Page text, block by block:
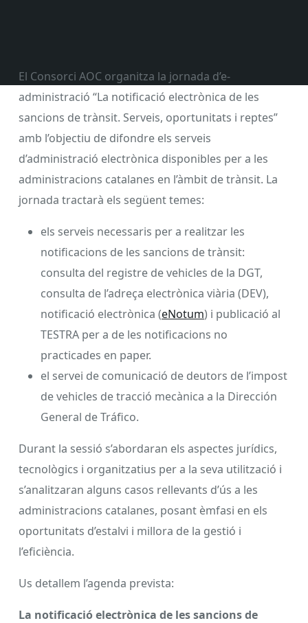
El Consorci AOC organitza la jornada d’e-
administració “La notificació electrònica de les
sancions de trànsit. Serveis, oportunitats i reptes”
amb l’objectiu de difondre els serveis
d’administració electrònica disponibles per a les
administracions catalanes en l’àmbit de trànsit. La
jornada tractarà els següent temes:
els serveis necessaris per a realitzar les
notificacions de les sancions de trànsit:
consulta del registre de vehicles de la DGT,
consulta de l’adreça electrònica viària (DEV),
notificació electrònica (eNotum) i publicació al
TESTRA per a de les notificacions no
practicades en paper.
el servei de comunicació de deutors de l’impost
de vehicles de tracció mecànica a la Dirección
General de Tráfico.
Durant la sessió s’abordaran els aspectes jurídics,
tecnològics i organitzatius per a la seva utilització i
s’analitzaran alguns casos rellevants d’ús a les
administracions catalanes, posant èmfasi en els
oportunitats d’estalvi i millora de la gestió i
l’eficiència.
Us detallem l’agenda prevista:
La notificació electrònica de les sancions de